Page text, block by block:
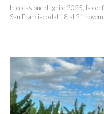
In occasione di Ignite 2025, la
San Francisco dal 18 al 21